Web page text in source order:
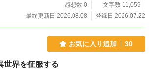
感想数 0
文字数 11,059
最終更新日 2026.08.08
登録日 2026.07.22
お気に入り追加 30
世界を征服する